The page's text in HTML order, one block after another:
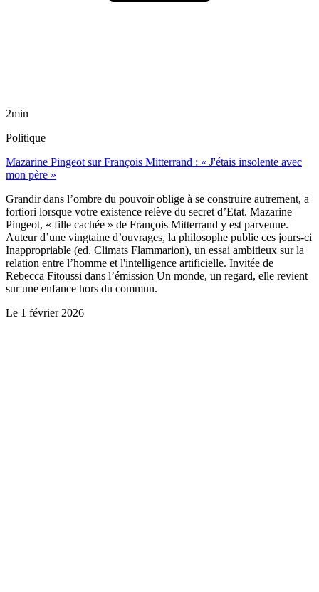
2min
Politique
Mazarine Pingeot sur François Mitterrand : « J'étais insolente avec
mon père »
Grandir dans l’ombre du pouvoir oblige à se construire autrement, a
fortiori lorsque votre existence relève du secret d’Etat. Mazarine
Pingeot, « fille cachée » de François Mitterrand y est parvenue.
Auteur d’une vingtaine d’ouvrages, la philosophe publie ces jours-ci
Inappropriable (ed. Climats Flammarion), un essai ambitieux sur la
relation entre l’homme et l'intelligence artificielle. Invitée de
Rebecca Fitoussi dans l’émission Un monde, un regard, elle revient
sur une enfance hors du commun.
Le 1 février 2026